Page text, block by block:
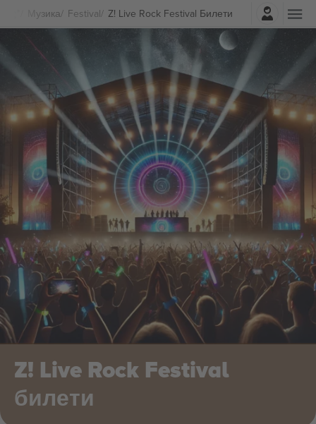
Музика Festival Z! Live Rock Festival Билети
Најави се
Z! Live Rock Festival
билети